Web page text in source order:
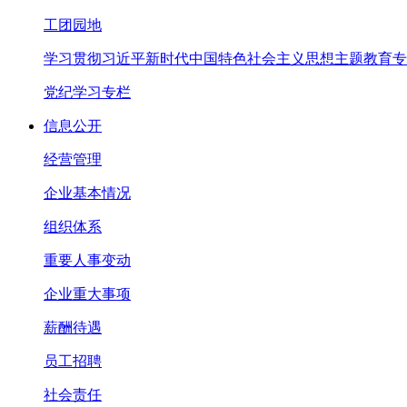
工团园地
学习贯彻习近平新时代中国特色社会主义思想主题教育
党纪学习专栏
信息公开
经营管理
企业基本情况
组织体系
重要人事变动
企业重大事项
薪酬待遇
员工招聘
社会责任